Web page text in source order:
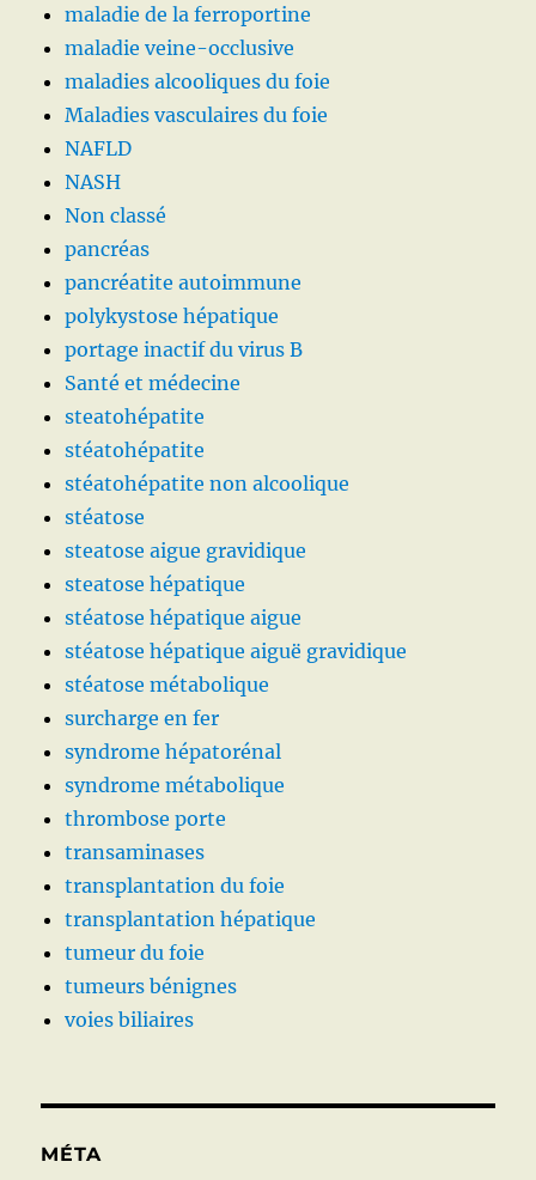
maladie de la ferroportine
maladie veine-occlusive
maladies alcooliques du foie
Maladies vasculaires du foie
NAFLD
NASH
Non classé
pancréas
pancréatite autoimmune
polykystose hépatique
portage inactif du virus B
Santé et médecine
steatohépatite
stéatohépatite
stéatohépatite non alcoolique
stéatose
steatose aigue gravidique
steatose hépatique
stéatose hépatique aigue
stéatose hépatique aiguë gravidique
stéatose métabolique
surcharge en fer
syndrome hépatorénal
syndrome métabolique
thrombose porte
transaminases
transplantation du foie
transplantation hépatique
tumeur du foie
tumeurs bénignes
voies biliaires
MÉTA